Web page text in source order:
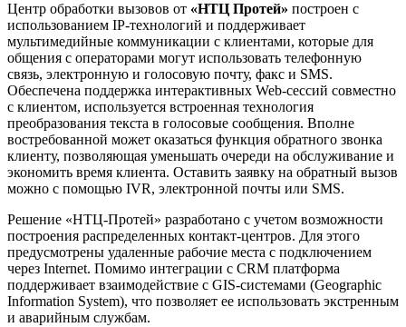
Центр обработки вызовов от «НТЦ Протей» построен с
использованием IP-технологий и поддерживает
мультимедийные коммуникации с клиентами, которые для
общения с операторами могут использовать телефонную
связь, электронную и голосовую почту, факс и SMS.
Обеспечена поддержка интерактивных Web-сессий совместно
с клиентом, используется встроенная технология
преобразования текста в голосовые сообщения. Вполне
востребованной может оказаться функция обратного звонка
клиенту, позволяющая уменьшать очереди на обслуживание и
экономить время клиента. Оставить заявку на обратный вызов
можно с помощью IVR, электронной почты или SMS.
Решение «НТЦ-Протей» разработано с учетом возможности
построения распределенных контакт-центров. Для этого
предусмотрены удаленные рабочие места с подключением
через Internet. Помимо интеграции с CRM платформа
поддерживает взаимодействие с GIS-системами (Geographic
Information System), что позволяет ее использовать экстренным
и аварийным службам.